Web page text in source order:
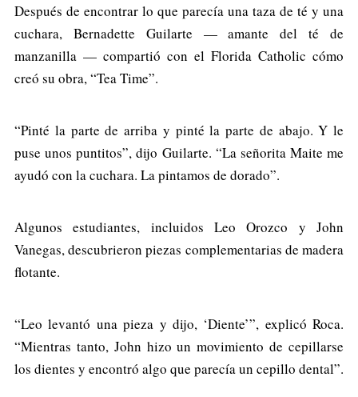
Después de encontrar lo que parecía una taza de té y una
cuchara, Bernadette Guilarte — amante del té de
manzanilla — compartió con el Florida Catholic cómo
creó su obra, “Tea Time”.
“Pinté la parte de arriba y pinté la parte de abajo. Y le
puse unos puntitos”, dijo Guilarte. “La señorita Maite me
ayudó con la cuchara. La pintamos de dorado”.
Algunos estudiantes, incluidos Leo Orozco y John
Vanegas, descubrieron piezas complementarias de madera
flotante.
“Leo levantó una pieza y dijo, ‘Diente’”, explicó Roca.
“Mientras tanto, John hizo un movimiento de cepillarse
los dientes y encontró algo que parecía un cepillo dental”.